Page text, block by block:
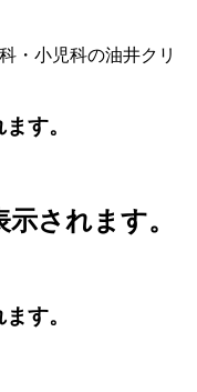
・小児科の油井クリ
す。
されます。
す。